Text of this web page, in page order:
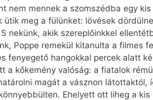
nem mennek a szomszédba egy
ütik meg a fülünket: lövések
nekünk, akik szereplőinkkel
Poppe remekül kitanulta a filmes
fenyegető hangokkal percek alatt
a kőkemény valóság: a fiatalok
magát a vásznon látottaktól,
Ehelyett ott liheg a